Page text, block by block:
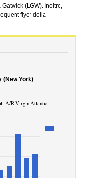
(LGW). Inoltre,
flyer della
(New York)
A/R Virgin Atlantic